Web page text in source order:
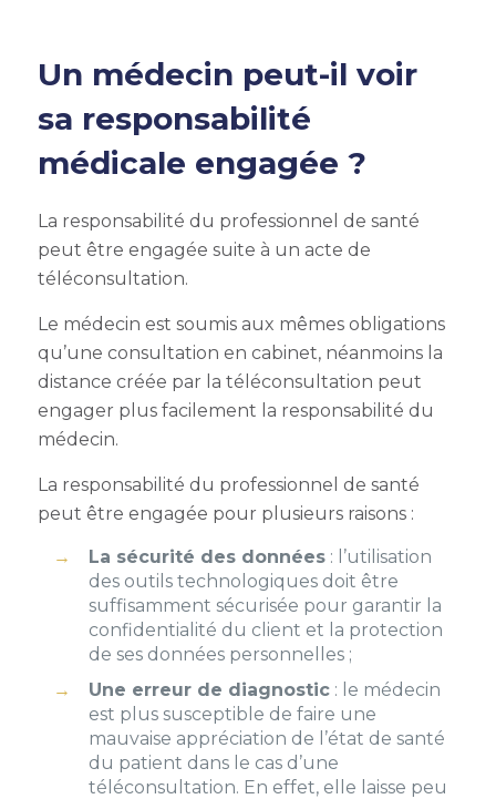
Un médecin peut-il voir
sa responsabilité
médicale engagée ?
La responsabilité du professionnel de santé
peut être engagée suite à un acte de
téléconsultation.
Le médecin est soumis aux mêmes obligations
qu’une consultation en cabinet, néanmoins la
distance créée par la téléconsultation peut
engager plus facilement la responsabilité du
médecin.
La responsabilité du professionnel de santé
peut être engagée pour plusieurs raisons :
La sécurité des données: l’utilisation
des outils technologiques doit être
suffisamment sécurisée pour garantir la
confidentialité du client et la protection
de ses données personnelles ;
Une erreur de diagnostic: le médecin
est plus susceptible de faire une
mauvaise appréciation de l’état de santé
du patient dans le cas d’une
téléconsultation. En effet, elle laisse peu